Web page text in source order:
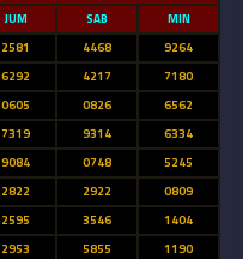
JUM SAB
MIN
2581 4468
9264
6292 4217
7180
0605 0826
6562
7319 9314
6334
9084 0748
5245
2822 2922
0809
2595 3546
1404
2953 5855
1190